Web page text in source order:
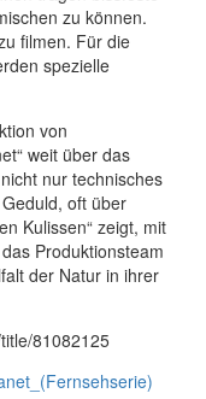
zu können.
filmen. Für die
spezielle
von
weit über das
nur technisches
oft über
Kulissen“ zeigt, mit
Produktionsteam
der Natur in ihrer
81082125